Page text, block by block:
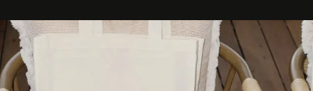
buluşturarak markanın Cavo Tagoo’daki varlığını
sürükleyici ve mevsime özel bir deneyime dönüştürüyor.